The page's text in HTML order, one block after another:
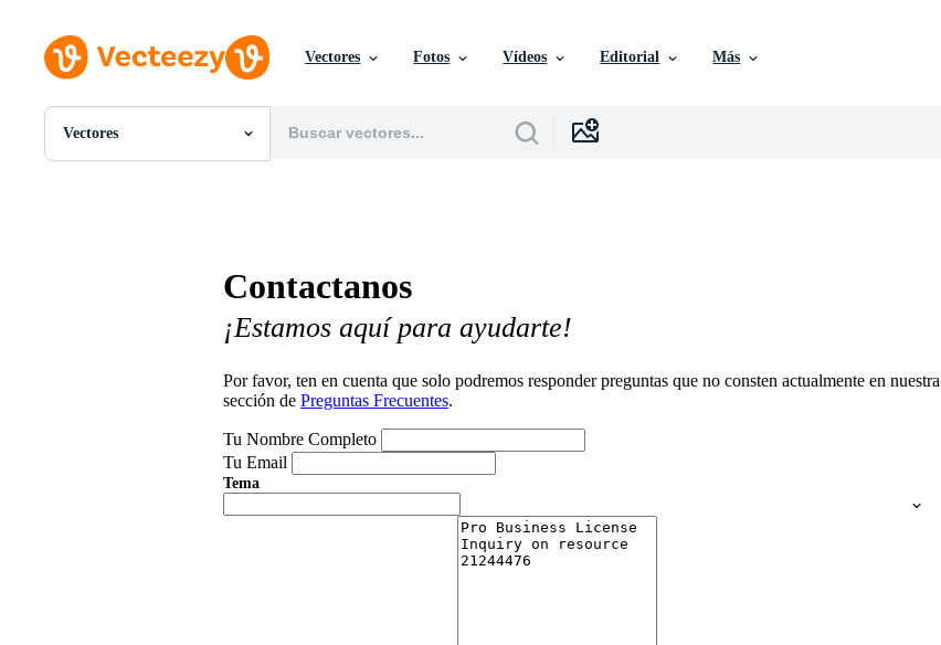
Vectores Fotos Vídeos Editorial Más
Vectores
Todas Imágenes
Gráficos en Movimiento
Contactanos
¡Estamos aquí para ayudarte!
Por favor, ten en cuenta que solo podremos responder preguntas que no consten actualmente en nuestra
sección de Preguntas Frecuentes.
Tu Nombre Completo
Tu Email
Tema